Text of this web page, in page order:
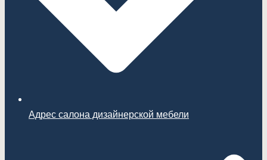
Адрес салона дизайнерской мебели